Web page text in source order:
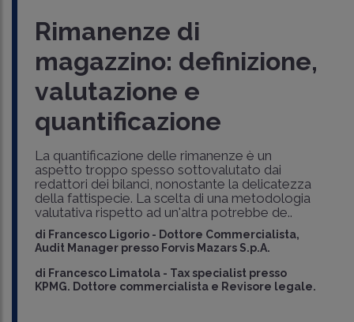
Rimanenze di
magazzino: definizione,
valutazione e
quantificazione
La quantificazione delle rimanenze è un
aspetto troppo spesso sottovalutato dai
redattori dei bilanci, nonostante la delicatezza
della fattispecie. La scelta di una metodologia
valutativa rispetto ad un'altra potrebbe de..
di Francesco Ligorio - Dottore Commercialista,
Audit Manager presso Forvis Mazars S.p.A.
di Francesco Limatola - Tax specialist presso
KPMG. Dottore commercialista e Revisore legale.